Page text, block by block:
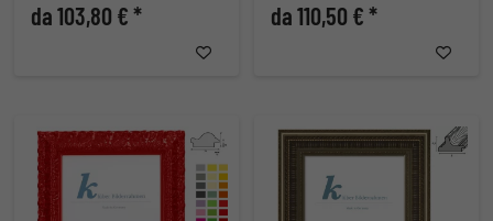
da 103,80 € * da 110,50 € *